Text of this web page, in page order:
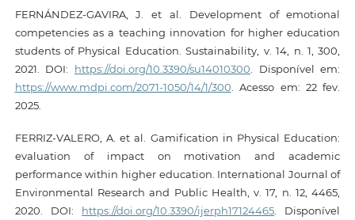
FERNÁNDEZ-GAVIRA, J. et al. Development of emotional
competencies as a teaching innovation for higher education
students of Physical Education. Sustainability, v. 14, n. 1, 300,
2021. DOI: https://doi.org/10.3390/su14010300 . Disponível em:
https://www.mdpi.com/2071-1050/14/1/300 . Acesso em: 22 fev.
2025.
FERRIZ-VALERO, A. et al. Gamification in Physical Education:
evaluation of impact on motivation and academic
performance within higher education. International Journal of
Environmental Research and Public Health, v. 17, n. 12, 4465,
2020. DOI: https://doi.org/10.3390/ijerph17124465 . Disponível